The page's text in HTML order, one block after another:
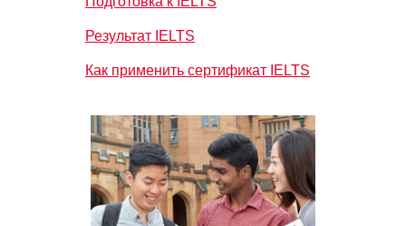
Результат IELTS
Как применить сертификат IELTS